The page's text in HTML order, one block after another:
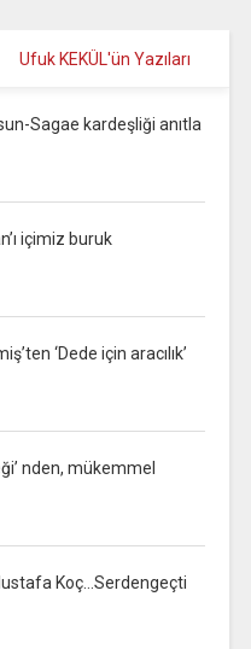
Ufuk KEKÜL'ün Yazıları
Sagae kardeşliği anıtla
içimiz buruk
‘Dede için aracılık’
nden, mükemmel
Koç…Serdengeçti